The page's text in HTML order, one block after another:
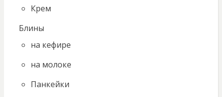
Крем
Блины
на кефире
на молоке
Панкейки